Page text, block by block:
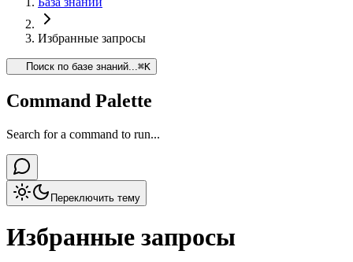
Избранные запросы
Поиск по базе знаний... ⌘K
Command Palette
Search for a command to run...
Переключить тему
Избранные запросы